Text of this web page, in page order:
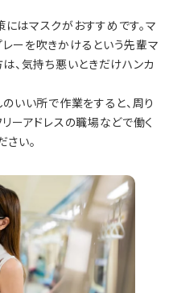
はマスクがおすすめです。マ
ーを吹きかけるという先輩マ
、気持ち悪いときだけハンカ
いい所で作業をすると、周り
ーアドレスの職場などで働く
い。